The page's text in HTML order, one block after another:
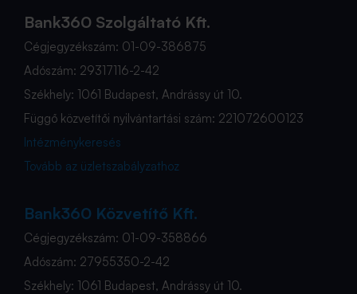
Bank360 Szolgáltató Kft.
Cégjegyzékszám: 01-09-386875
Adószám: 29317116-2-42
Székhely: 1061 Budapest, Andrássy út 10.
Függő közvetítői nyilvántartási szám: 221072600123
Intézménykeresés
Tovább az üzletszabályzathoz
Bank360 Közvetítő Kft.
Cégjegyzékszám: 01-09-358866
Adószám: 27955350-2-42
Székhely: 1061 Budapest, Andrássy út 10.